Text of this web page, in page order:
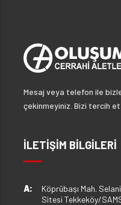
Mesaj veya telefon ile
çekinmeyiniz. Bizi tercih
İLETİŞİM BİLGİLERİ
A:
Köprübaşı Mah.
Sitesi Tekkeköy/